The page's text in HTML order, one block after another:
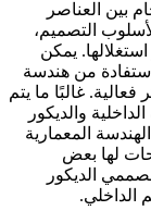
العناصر
التصميم،
يمكن
من هندسة
غالبًا ما يتم
والديكور
المعمارية
بعض
الديكور